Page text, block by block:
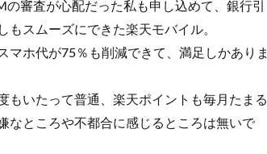
の審査が心配だった私も申し込めて、銀行引
もスムーズにできた楽天モバイル。
マホ代が75％も削減できて、満足しかありま
もいたって普通、楽天ポイントも毎月たまる
なところや不都合に感じるところは無いで